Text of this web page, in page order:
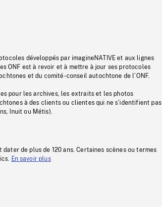
développés par imagineNATIVE et aux lignes
ONF est à revoir et à mettre à jour ses protocoles
et du comité-conseil autochtone de l’ONF.
pour les archives, les extraits et les photos
à des clients ou clientes qui ne s’identifient pas
Inuit ou Métis).
de plus de 120 ans. Certaines scènes ou termes
En savoir plus